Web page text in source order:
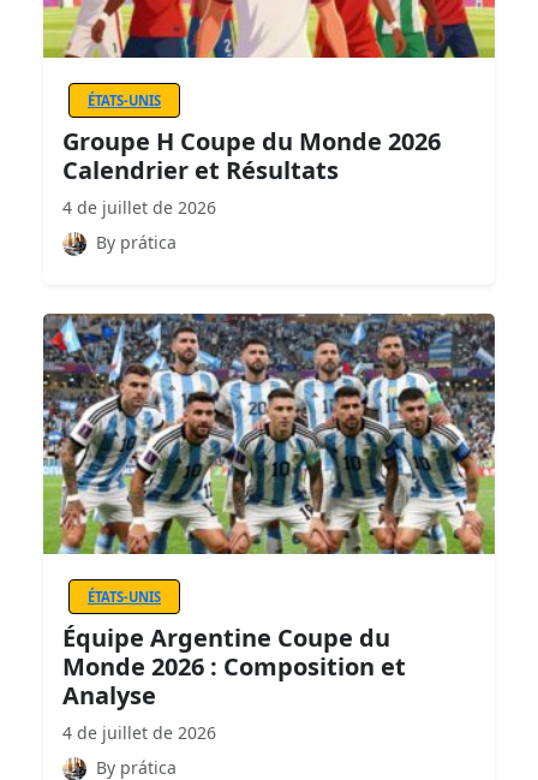
ÉTATS-UNIS
Groupe H Coupe du Monde 2026
Calendrier et Résultats
4 de juillet de 2026
By prática
ÉTATS-UNIS
Équipe Argentine Coupe du
Monde 2026 : Composition et
Analyse
4 de juillet de 2026
By prática